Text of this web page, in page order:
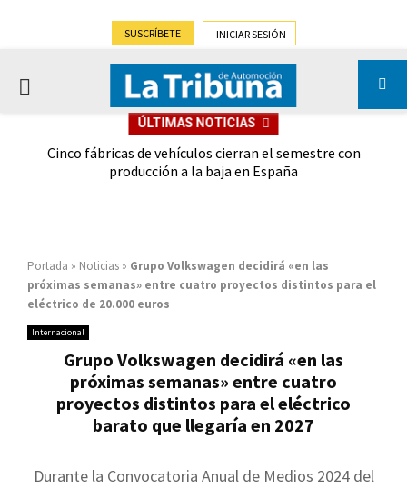
SUSCRÍBETE INICIAR SESIÓN
PRIMARY
ÚLTIMAS NOTICIAS
Cinco fábricas de vehículos cierran el semestre con
producción a la baja en España
Portada » Noticias » Grupo Volkswagen decidirá «en las
próximas semanas» entre cuatro proyectos distintos para el
eléctrico de 20.000 euros
Internacional
Grupo Volkswagen decidirá «en las
próximas semanas» entre cuatro
proyectos distintos para el eléctrico
barato que llegaría en 2027
Durante la Convocatoria Anual de Medios 2024 del